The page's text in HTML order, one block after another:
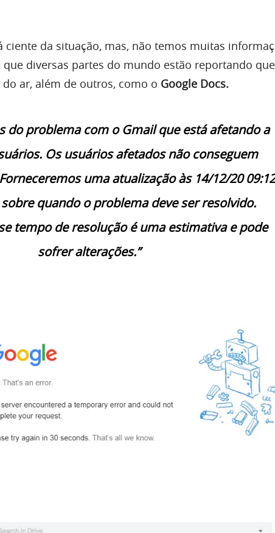
ciente da situação, mas, não temos muitas
diversas partes do mundo estão reportando
ar, além de outros, como o Google Docs.
do problema com o Gmail que está afetando a
Os usuários afetados não conseguem
uma atualização às 14/12/20 09:12
quando o problema deve ser resolvido.
tempo de resolução é uma estimativa e pode
sofrer alterações.”